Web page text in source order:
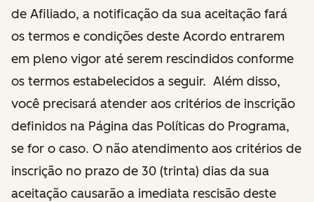
de Afiliado, a notificação da sua aceitação fará
os termos e condições deste Acordo entrarem
em pleno vigor até serem rescindidos conforme
os termos estabelecidos a seguir. Além disso,
você precisará atender aos critérios de inscrição
definidos na Página das Políticas do Programa,
se for o caso. O não atendimento aos critérios de
inscrição no prazo de 30 (trinta) dias da sua
aceitação causarão a imediata rescisão deste